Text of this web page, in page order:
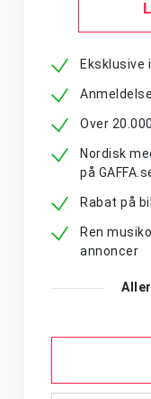
Over
Nordisk
på
Rabat på
Ren
annoncer